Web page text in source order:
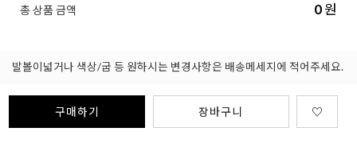
총 상품 금액 0원
발볼이넓거나 색상/굽 등 원하시는 변경사항은 배송메세지에 적어주세요.
구매하기 장바구니 ♡